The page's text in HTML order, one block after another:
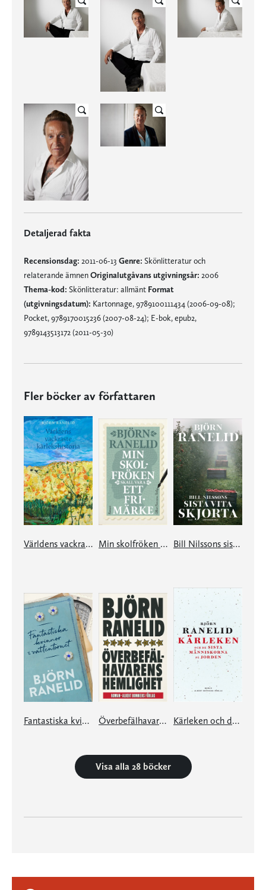
Detaljerad fakta
Recensionsdag: 2011-06-13 Genre: Skönlitteratur och
relaterande ämnenOriginalutgåvans utgivningsår: 2006
Thema-kod: Skönlitteratur: allmänt Format
(utgivningsdatum): Kartonnage, 9789100111434 (2006-09-08);
Pocket, 9789170015236 (2007-08-24); E-bok, epub2,
9789143513172 (2011-05-30)
Fler böcker av författaren
Världens vackraste kärlekshistoria Min skolfröken skall vara ett frimärke Bill Nilssons sista vita skjorta
Fantastiska kvinnor i vattentornet Överbefälhavarens hemlighet Kärleken och de sista människorna på jorden
Visa alla 28 böcker